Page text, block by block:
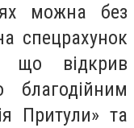
можна без
спецрахунок
що відкрив
благодійним
Притули» та